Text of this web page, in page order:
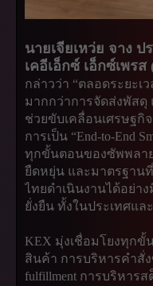
นายเจียเหว่ย จาง
เคอีเอ็กซ์ เอ็กซ์เพร
กล่าวว่า “ตลอดระยะเ
มากกว่าการจัดส่งพัส
ช่วยขับเคลื่อนเศรษฐกิ
การเป็น “End-to-End
ทุกขั้นตอนของซัพพลา
ยืดหยุ่น และมาตรฐาน
ไทยดำเนินงานได้อย่า
ยั่งยืน ทั้งในประเทศแล
KEX มุ่งเชื่อมโยงทุก
สินค้า การบริหารคำสั่
fulfillment การบริหาร